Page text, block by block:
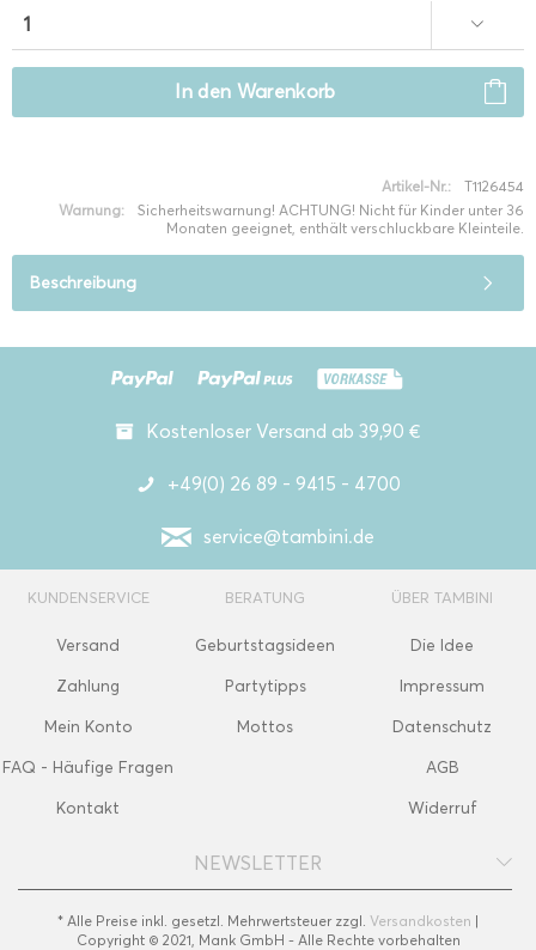
In den Warenkorb
Artikel-Nr.:
T1126454
Warnung:
Sicherheitswarnung! ACHTUNG! Nicht für Kinder unter 36
Monaten geeignet, enthält verschluckbare Kleinteile.
Beschreibung
Kostenloser Versand ab 39,90 €
+49(0) 26 89 - 9415 - 4700
service@tambini.de
KUNDENSERVICE
Versand
Zahlung
Mein Konto
FAQ - Häufige Fragen
Kontakt
BERATUNG
Geburtstagsideen
Partytipps
Mottos
ÜBER TAMBINI
Die Idee
Impressum
Datenschutz
AGB
Widerruf
NEWSLETTER
* Alle Preise inkl. gesetzl. Mehrwertsteuer zzgl. Versandkosten |
Copyright © 2021, Mank GmbH - Alle Rechte vorbehalten